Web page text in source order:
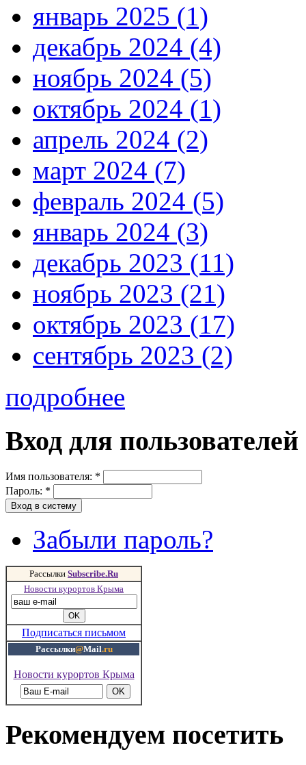
январь 2025 (1)
декабрь 2024 (4)
ноябрь 2024 (5)
октябрь 2024 (1)
апрель 2024 (2)
март 2024 (7)
февраль 2024 (5)
январь 2024 (3)
декабрь 2023 (11)
ноябрь 2023 (21)
октябрь 2023 (17)
сентябрь 2023 (2)
подробнее
Вход для пользователей
Имя пользователя: *
Пароль: *
Забыли пароль?
Рассылки Subscribe.Ru
Новости курортов Крыма
Подписаться письмом
Рассылки@Mail.ru
Новости курортов Крыма
Рекомендуем посетить